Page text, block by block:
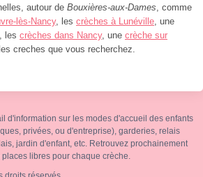
autour de Bouxières-aux-Dames, comme
lès-Nancy, les crèches à Lunéville, une
, les crèches dans Nancy, une crèche sur
creches que vous recherchez.
d'information sur les modes d'accueil des enfants
privées, ou d'entreprise), garderies, relais
jardin d'enfant, etc. Retrouvez prochainement
libres pour chaque crèche.